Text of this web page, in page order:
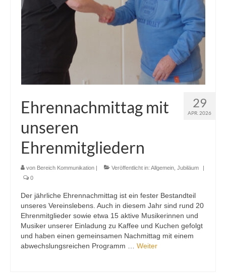
29
APR. 2026
Ehrennachmittag mit
unseren
Ehrenmitgliedern
von Bereich Kommunikation | Veröffentlicht in: Allgemein Jubiläum
|
0
Der jährliche Ehrennachmittag ist ein fester Bestandteil
unseres Vereinslebens. Auch in diesem Jahr sind rund 20
Ehrenmitglieder sowie etwa 15 aktive Musikerinnen und
Musiker unserer Einladung zu Kaffee und Kuchen gefolgt
und haben einen gemeinsamen Nachmittag mit einem
abwechslungsreichen Programm … Weiter